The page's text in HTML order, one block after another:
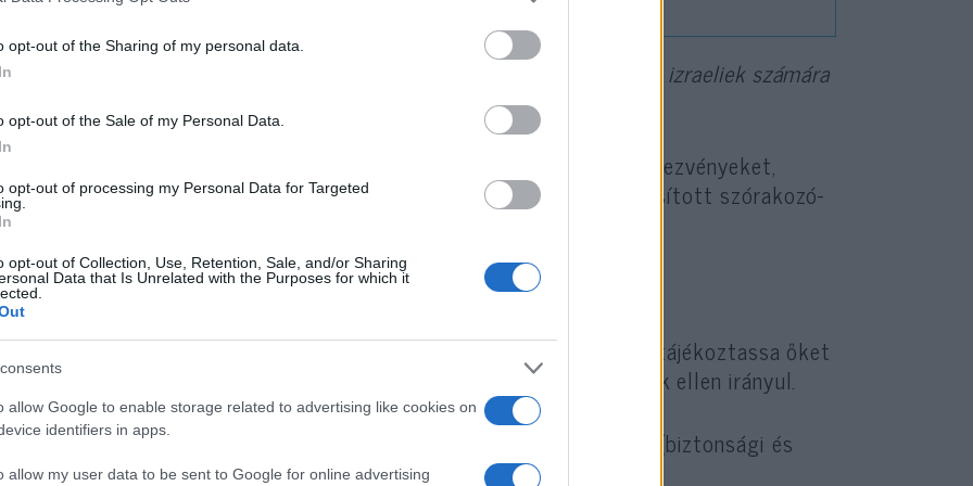
opt-out of the Sharing of my personal data.
opt-out of the Sale of my Personal Data.
opt-out of processing my Personal Data for Targeted
opt-out of Collection, Use, Retention, Sale, and/or Sharing
Data that Is Unrelated with the Purposes for which it
allow Google to enable storage related to advertising like cookies on
identifiers in apps.
allow my user data to be sent to Google for online advertising
Tanács ajánlásai az idején Svájcba látogató izraeliek számára
Kerülje az Izraelhez kötődő, biztonsági védelmet nem nyújtó nagy rendezvényeket,
az előre meghirdetett eseményeket, illetve az Izraellel azonosított szórakozó-
távol magát a tüntetésektől és demonstrációktól.
a helyi biztonsági szolgálatok által kiadott irányelveket, és tájékoztassa őket
olyan ellenséges tevékenységről, amely az izraeliek vagy a zsidók ellen irányul.
be a célállomáson a sürgősségi szolgálatok telefonszámát (biztonsági és
szolgálatok) és az ottani izraeli nagykövetség számát.